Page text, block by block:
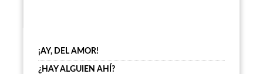
¡AY, DEL AMOR!
¿HAY ALGUIEN AHÍ?